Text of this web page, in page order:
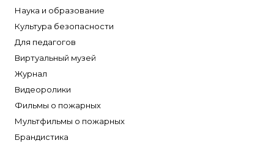
Наука и образование
Культура безопасности
Для педагогов
Виртуальный музей
Журнал
Видеоролики
Фильмы о пожарных
Мультфильмы о пожарных
Брандистика